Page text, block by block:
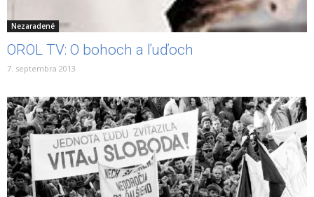
Nezaradené
OROL TV: O bohoch a ľuďoch
7. septembra 2013